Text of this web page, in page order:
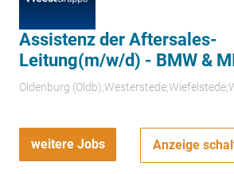
Assistenz der Aftersales-
Leitung(m/w/d) - BMW &
Oldenburg
weitere Jobs Anzeige